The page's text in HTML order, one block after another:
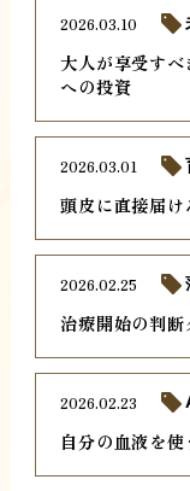
大人が享受す
への投資
2026.03.10
頭皮に直接届
2026.03.01
治療開始の判
2026.02.25
自分の血液を
2026.02.23